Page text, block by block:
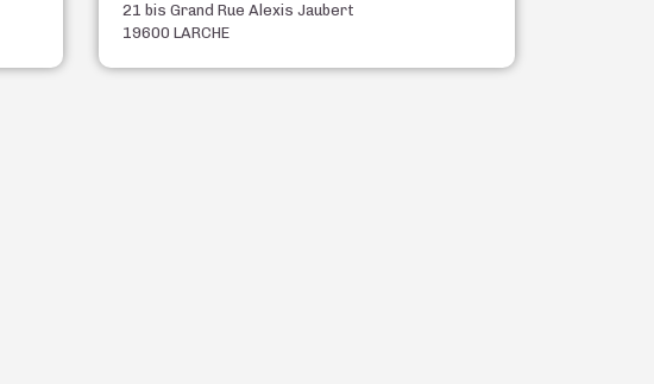
21 bis Grand Rue Alexis Jaubert
19600 LARCHE